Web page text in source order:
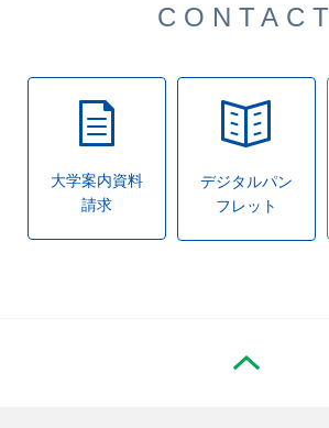
CONTACT
大学案内資料
請求
デジタルパン
フレット